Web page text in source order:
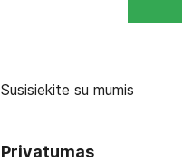
Susisiekite su mumis
Privatumas